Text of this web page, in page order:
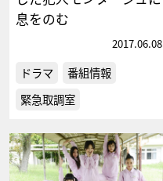
息をのむ
2017.06.08
ドラマ
番組情報
緊急取調室